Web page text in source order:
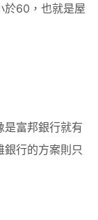
於60，也就是屋
是富邦銀行就有
銀行的方案則只